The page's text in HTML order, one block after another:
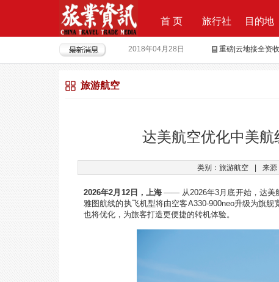
首 页 旅行社 目的地
2018年04月28日 重磅|云地接全资
2016年05月12日 旅行社大佬对“营
全球摄影旅行“路
旅游航空
达美航空优化中美
类别：旅游航空 来源
2026年2月 12日，上海 —— 从2026年3月底开始，达美
雅图航线的执飞机型将由空客A330-900neo升级为旗舰
也将优化，为旅客打造更便捷的转机体验。